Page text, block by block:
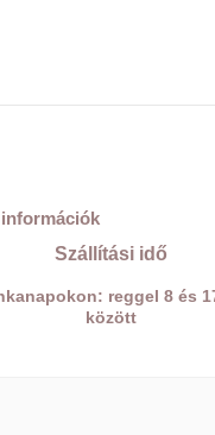
Szállítási idő
reggel 8 és
között